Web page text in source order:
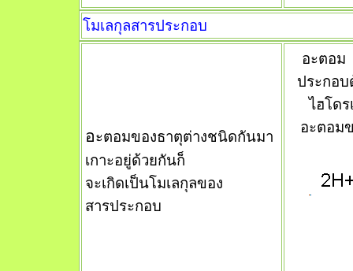
โมเลกุลสารประกอบ
อะตอมของธาตุต่างชนิดกันมา
เกาะอยู่ด้วยกันก็
จะเกิดเป็นโมเลกุลของ
สารประกอบ
อะตอม
ประกอ
ไฮโด
อะตอม